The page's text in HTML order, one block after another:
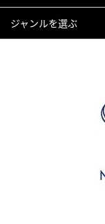
ジャンルを選ぶ